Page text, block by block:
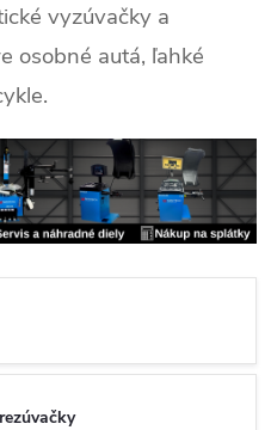
vyzúvačky a
osobné autá, ľahké